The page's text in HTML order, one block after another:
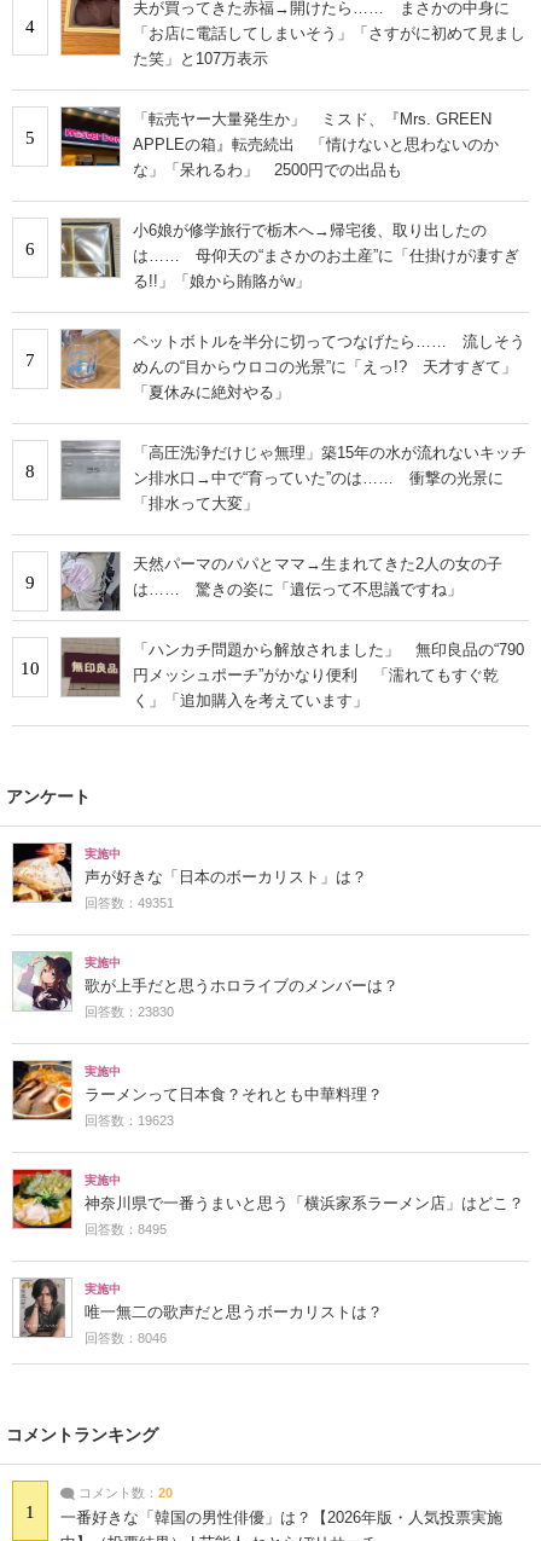
4
夫が買ってきた赤福→開けたら…… まさかの中身に
「お店に電話してしまいそう」「さすがに初めて見まし
た笑」と107万表示
5
「転売ヤー大量発生か」 ミスド、『Mrs. GREEN
APPLEの箱』転売続出 「情けないと思わないのか
な」「呆れるわ」 2500円での出品も
6
小6娘が修学旅行で栃木へ→帰宅後、取り出したの
は…… 母仰天の“まさかのお土産”に「仕掛けが凄すぎ
る!!」「娘から賄賂がw」
7
ペットボトルを半分に切ってつなげたら…… 流しそう
めんの“目からウロコの光景”に「えっ!? 天才すぎて」
「夏休みに絶対やる」
8
「高圧洗浄だけじゃ無理」築15年の水が流れないキッチ
ン排水口→中で“育っていた”のは…… 衝撃の光景に
「排水って大変」
9
天然パーマのパパとママ→生まれてきた2人の女の子
は…… 驚きの姿に「遺伝って不思議ですね」
10
「ハンカチ問題から解放されました」 無印良品の“790
円メッシュポーチ”がかなり便利 「濡れてもすぐ乾
く」「追加購入を考えています」
アンケート
実施中
声が好きな「日本のボーカリスト」は？
回答数：49351
実施中
歌が上手だと思うホロライブのメンバーは？
回答数：23830
実施中
ラーメンって日本食？それとも中華料理？
回答数：19623
実施中
神奈川県で一番うまいと思う「横浜家系ラーメン店」はどこ？
回答数：8495
実施中
唯一無二の歌声だと思うボーカリストは？
回答数：8046
コメントランキング
1
コメント数： 20
一番好きな「韓国の男性俳優」は？【2026年版・人気投票実施